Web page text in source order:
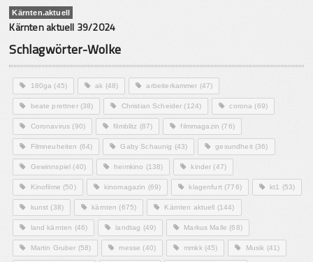
Kärnten.aktuell
Kärnten aktuell 39/2024
Schlagwörter-Wolke
180ga (45) ak (48) arbeiterkammer (47)
beate prettner(38) Christian Scheider (124) corona (69)
Coronavirus (90) filmblitz (87) filmmagazin (76)
Filmneuheiten (64) Gaby Schaunig (43) gesundheit(36)
Gewinnspiel (40) heimkino (138) kinder (47)
Kinofilme (50) kinomagazin (69) klagenfurt(776) kt1 (53)
kunst (38) kärnten (675) Kärnten aktuell (144)
land kärnten (46) landtag (49) Markus Malle (68)
Martin Gruber (58) messe (40) mmkk(45) Musik (41)